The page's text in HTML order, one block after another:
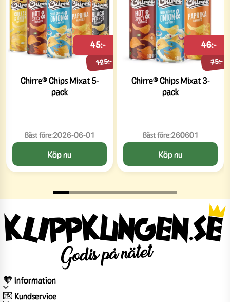
Chirre® Chips Mixat 5-
pack
125:-
45:-
Bäst före:2026-06-01
Köp nu
Chirre® Chips Mixat 3-
pack
75:-
46:-
Bäst före:260601
Köp nu
🧡 Information
💌 Kundservice